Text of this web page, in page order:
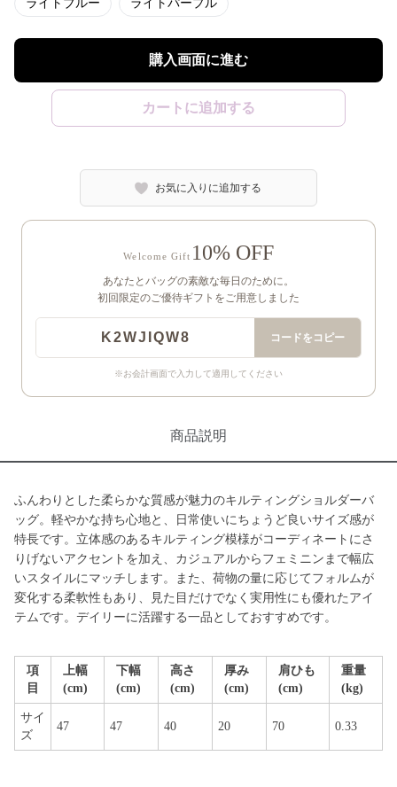
ライトブルー ライトパープル
購入画面に進む
カートに追加する
お気に入りに追加する
Welcome Gift 10% OFF
あなたとバッグの素敵な毎日のために。
初回限定のご優待ギフトをご用意しました
K2WJIQW8 コードをコピー
※お会計画面で入力して適用してください
商品説明
ふんわりとした柔らかな質感が魅力のキルティングショルダーバ
ッグ。軽やかな持ち心地と、日常使いにちょうど良いサイズ感が
特長です。立体感のあるキルティング模様がコーディネートにさ
りげないアクセントを加え、カジュアルからフェミニンまで幅広
いスタイルにマッチします。また、荷物の量に応じてフォルムが
変化する柔軟性もあり、見た目だけでなく実用性にも優れたアイ
テムです。デイリーに活躍する一品としておすすめです。
項
目
上幅
(cm)
下幅
(cm)
高さ
(cm)
厚み
(cm)
肩ひも
(cm)
重量
(kg)
サイ
ズ
47 47 40 20 70 0.33